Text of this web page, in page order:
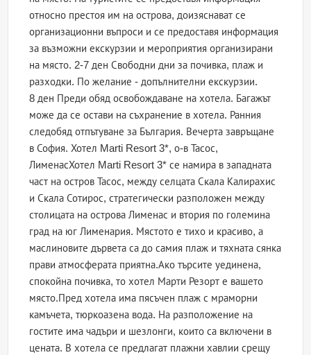
относно престоя им на острова, доизяснават се
организационни въпроси и се предоставя информация
за възможни екскурзии и мероприятия организирани
на място. 2-7 ден Свободни дни за почивка, плаж и
разходки. По желание - допълнителни екскурзии.
8 ден Преди обяд освобождаване на хотела. Багажът
може да се остави на съхранение в хотела. Ранния
следобяд отпътуване за България. Вечерта завръщане
в София. Хотел Marti Resort 3*, о-в Тасос,
ЛименасХотел Marti Resort 3* се намира в западната
част на остров Тасос, между селцата Скала Калирахис
и Скала Сотирос, стратегически разположен между
столицата на острова Лименас и втория по големина
град на юг Лименария. Мястото е тихо и красиво, а
маслиновите дървета са до самия плаж и тяхната сянка
прави атмосферата приятна.Ако търсите уединена,
спокойна почивка, то хотел Марти Резорт е вашето
място.Пред хотела има пясъчен плаж с мраморни
камъчета, тюркоазена вода. На разположение на
гостите има чадъри и шезлонги, които са включени в
цената. В хотела се предлагат плажни хавлии срещу